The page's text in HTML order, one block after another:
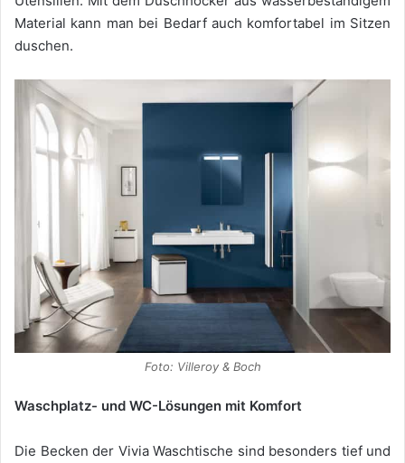
Material kann man bei Bedarf auch komfortabel im Sitzen
duschen.
Foto: Villeroy & Boch
Waschplatz- und WC-Lösungen mit Komfort
Die Becken der Vivia Waschtische sind besonders tief und